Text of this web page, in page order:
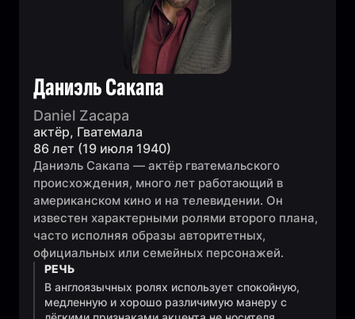
Даниэль Сакапа
Daniel Zacapa
актёр, Гватемала
86 лет (19 июля 1940)
Даниэль Сакапа — актёр гватемальского
происхождения, много лет работающий в
американском кино и на телевидении. Он
известен характерными ролями второго плана,
часто исполняя образы авторитетных,
официальных или семейных персонажей.
РЕЧЬ
В англоязычных ролях использует спокойную,
медленную и хорошо различимую манеру с